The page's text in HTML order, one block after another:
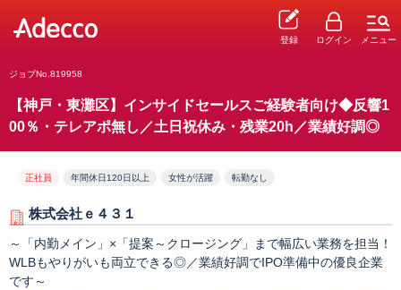
登録 ログイン メニュー
ジョブNo.819958
【神戸・東灘区】インサイドセールスご経験者向け◆反響1
00％・テレアポ無し／土日祝休み・残業20h／業績好調◎
正社員 年間休日120日以上 女性が活躍 転勤なし
株式会社ｅ４３１
～「内勤メイン」×「提案～クロージング」まで幅広い業務を担当！
WLBもやりがいも両立できる◎／業績好調でIPO準備中の優良企業
です～